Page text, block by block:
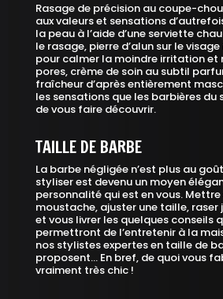
Rasage de précision au coupe-
aux valeurs et sensations
la peau à l’aide d’une serviette
le rasage, pierre d’alun sur le
pour calmer la moindre irritation et
pores, crème de soin au subtil
fraîcheur d’après entièrement
les sensations que les barbières du
de vous faire découvrir.
TAILLE DE BARBE
La barbe négligée n’est plus au
styliser est devenu un moyen
personnalité qui est en vous.
moustache, ajuster une taille, raser
et vous livrer les quelques conseils
permettront de l’entretenir à la
nos stylistes expertes en taille de
proposent… En bref, de quoi vous
vraiment très chic !